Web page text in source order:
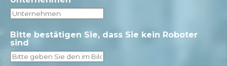
Bitte bestätigen Sie, dass Sie kein Roboter
sind